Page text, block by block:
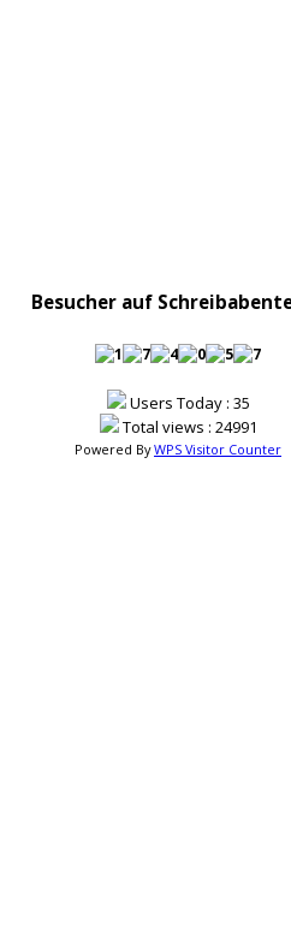
Besucher auf
Users Today : 35
Total views : 24991
Powered ByWPS Visitor Counter